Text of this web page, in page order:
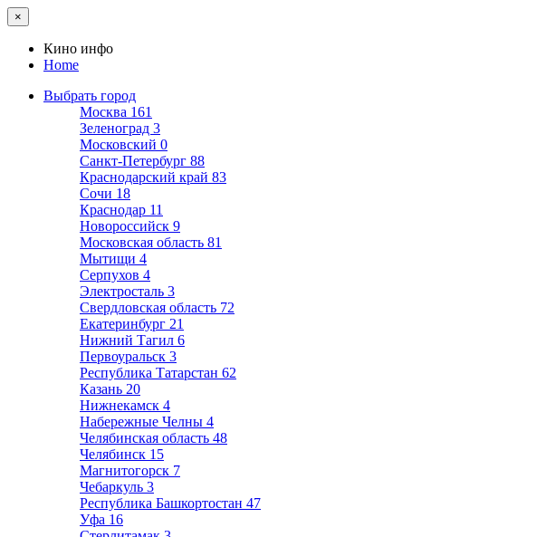
×
Кино инфо
Home
Выбрать город
Москва 161
Зеленоград 3
Московский 0
Санкт-Петербург 88
Краснодарский край 83
Сочи 18
Краснодар 11
Новороссийск 9
Московская область 81
Мытищи 4
Серпухов 4
Электросталь 3
Свердловская область 72
Екатеринбург 21
Нижний Тагил 6
Первоуральск 3
Республика Татарстан 62
Казань 20
Нижнекамск 4
Набережные Челны 4
Челябинская область 48
Челябинск 15
Магнитогорск 7
Чебаркуль 3
Республика Башкортостан 47
Уфа 16